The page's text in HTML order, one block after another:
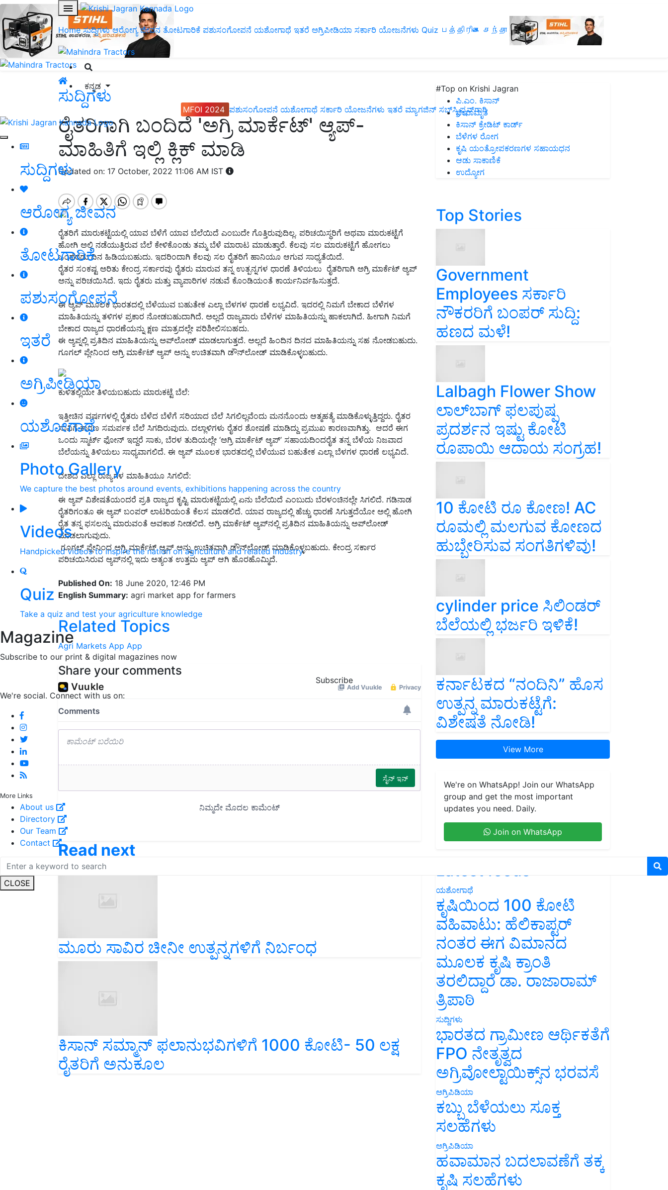
Home ಸುದ್ದಿಗಳು ಆರೋಗ್ಯ ಜೀವನ ತೋಟಗಾರಿಕೆ ಪಶುಸಂಗೋಪನೆ ಯಶೋಗಾಥೆ ಇತರೆ ಅಗ್ರಿಪೀಡಿಯಾ ಸರ್ಕಾರಿ ಯೋಜನೆಗಳು Quiz பத்திரிகை சந்தா
ಕನ್ನಡ
MFOI 2024 ಪಶುಸಂಗೋಪನೆ ಯಶೋಗಾಥೆ ಸರ್ಕಾರಿ ಯೋಜನೆಗಳು ಇತರೆ ಮ್ಯಾಗಜಿನ್‌ ಸಬ್‌ಸ್ಕ್ರಿಪ್ಷನ್‌ಗಾಗಿ
ಸುದ್ದಿಗಳು
ಆರೋಗ್ಯ ಜೀವನ
ತೋಟಗಾರಿಕೆ
ಪಶುಸಂಗೋಪನೆ
ಇತರೆ
ಅಗ್ರಿಪೀಡಿಯಾ
ಯಶೋಗಾಥೆ
Photo Gallery
We capture the best photos around events, exhibitions happening across the country
Videos
Handpicked videos to inspire the nation on agriculture and related industry
Quiz
Take a quiz and test your agriculture knowledge
Magazine
Subscribe to our print & digital magazines now
Subscribe
We're social. Connect with us on:
More Links
About us
Directory
Our Team
Contact
CLOSE
ಸುದ್ದಿಗಳು
ರೈತರಿಗಾಗಿ ಬಂದಿದೆ 'ಅಗ್ರಿ ಮಾರ್ಕೆಟ್' ಆ್ಯಪ್-
ಮಾಹಿತಿಗೆ ಇಲ್ಲಿ ಕ್ಲಿಕ್ ಮಾಡಿ
Updated on: 17 October, 2022 11:06 AM IST
ರೈತರಿಗೆ ಮಾರುಕಟ್ಟೆಯಲ್ಲಿ ಯಾವ ಬೆಳೆಗೆ ಯಾವ ಬೆಲೆಯಿದೆ ಎಂಬುದೇ ಗೊತ್ತಿರುವುದಿಲ್ಲ. ಪರಿಚಯಿಸ್ಥರಿಗೆ ಅಥವಾ ಮಾರುಕಟ್ಟೆಗೆ
ಹೋಗಿ ಅಲ್ಲಿ ನಡೆಯುತ್ತಿರುವ ಬೆಲೆ ಕೇಳಿಕೊಂಡು ತಮ್ಮ ಬೆಳೆ ಮಾರಾಟ ಮಾಡುತ್ತಾರೆ. ಕೆಲವು ಸಲ ಮಾರುಕಟ್ಟೆಗೆ ಹೋಗಲು
ಒಂದೆರಡು ದಿನ ಹಿಡಿಯಬಹುದು. ಇದರಿಂದಾಗಿ ಕೆಲವು ಸಲ ರೈತರಿಗೆ ಹಾನಿಯೂ ಆಗುವ ಸಾಧ್ಯತೆಯಿದೆ.
ರೈತರ ಸಂಕಷ್ಟ ಅರಿತು ಕೇಂದ್ರ ಸರ್ಕಾರವು ರೈತರು ಮಾರುವ ತನ್ನ ಉತ್ಪನ್ನಗಳ ಧಾರಣೆ ತಿಳಿಯಲು ರೈತರಿಗಾಗಿ ಅಗ್ರಿ ಮಾರ್ಕೆಟ್ ಆ್ಯಪ್
ಅನ್ನು ಪರಿಚಯಿಸಿದೆ. ಇದು ರೈತರು ಮತ್ತು ವ್ಯಾಪಾರಿಗಳ ನಡುವೆ ಕೊಂಡಿಯಂತೆ ಕಾರ್ಯನಿರ್ವಹಿಸುತ್ತದೆ.
ಈ ಆ್ಯಪ್ ಮೂಲಕ ಭಾರತದಲ್ಲಿ ಬೆಳೆಯುವ ಬಹುತೇಕ ಎಲ್ಲಾ ಬೆಳಗಳ ಧಾರಣೆ ಲಭ್ಯವಿದೆ. ಇದರಲ್ಲಿ ನಿಮಗೆ ಬೇಕಾದ ಬೆಳೆಗಳ
ಮಾಹಿತಿಯನ್ನು ತಳಿಗಳ ಪ್ರಕಾರ ನೋಡಬಹುದಾಗಿದೆ. ಅಲ್ಲದೆ ರಾಜ್ಯವಾರು ಬೆಳೆಗಳ ಮಾಹಿತಿಯನ್ನು ಹಾಕಲಾಗಿದೆ. ಹೀಗಾಗಿ ನಿಮಗೆ
ಬೇಕಾದ ರಾಜ್ಯದ ಧಾರಣೆಯನ್ನು ಕ್ಷಣ ಮಾತ್ರದಲ್ಲೇ ಪರಿಶೀಲಿಸಬಹದು.
ಈ ಆ್ಯಪ್ನಲ್ಲಿ ಪ್ರತಿದಿನ ಮಾಹಿತಿಯನ್ನು ಅಪ್‌ಲೋಡ್ ಮಾಡಲಾಗುತ್ತದೆ. ಅಲ್ಲದೆ ಹಿಂದಿನ ದಿನದ ಮಾಹಿತಿಯನ್ನು ಸಹ ನೋಡಬಹುದು.
ಗೂಗಲ್ ಪ್ಲೇನಿಂದ ಅಗ್ರಿ ಮಾರ್ಕೆಟ್ ಆ್ಯಪ್ ಅನ್ನು ಉಚಿತವಾಗಿ ಡೌನ್‌ಲೋಡ್ ಮಾಡಿಕೊಳ್ಳಬಹುದು.
ಕುಳಿತಲ್ಲಿಯೇ ತಿಳಿಯಬಹುದು ಮಾರುಕಟ್ಟೆ ಬೆಲೆ:
ಇತ್ತೀಚಿನ ವರ್ಷಗಳಲ್ಲಿ ರೈತರು ಬೆಳೆದ ಬೆಳೆಗೆ ಸರಿಯಾದ ಬೆಲೆ ಸಿಗಲಿಲ್ಲವೆಂದು ಮನನೊಂದು ಆತ್ಮಹತ್ಯೆ ಮಾಡಿಕೊಳ್ಳುತ್ತಿದ್ದರು. ರೈತರ
ಸಾವಿಗೆ ಕಾರಣ ಸಮರ್ಪಕ ಬೆಲೆ ಸಿಗದಿರುವುದು. ದಲ್ಲಾಳಿಗಳು ರೈತರ ಶೋಷಣೆ ಮಾಡಿದ್ದು ಪ್ರಮುಖ ಕಾರಣವಾಗಿತ್ತು. ಆದರೆ ಈಗ
ಒಂದು ಸ್ಮಾರ್ಟ್ ಫೋನ್ ಇದ್ದರೆ ಸಾಕು, ಬೆರಳ ತುದಿಯಲ್ಲೇ ‘ಅಗ್ರಿ ಮಾರ್ಕೆಟ್ ಆ್ಯಪ್’ ಸಹಾಯದಿಂದರೈತ ತನ್ನ ಬೆಳೆಯ ನಿಜವಾದ
ಬೆಲೆಯನ್ನು ತಿಳಿಯಲು ಸಾಧ್ಯವಾಗಲಿದೆ. ಈ ಆ್ಯಪ್ ಮೂಲಕ ಭಾರತದಲ್ಲಿ ಬೆಳೆಯುವ ಬಹುತೇಕ ಎಲ್ಲಾ ಬೆಳಗಳ ಧಾರಣೆ ಲಭ್ಯವಿದೆ.
ದೇಶದ ಎಲ್ಲಾ ರಾಜ್ಯಗಳ ಮಾಹಿತಿಯೂ ಸಿಗಲಿದೆ:
ಈ ಆ್ಯಪ್ ವಿಶೇಷತೆಯಂದರೆ ಪ್ರತಿ ರಾಜ್ಯದ ಕೃಷ್ಟಿ ಮಾರುಕಟ್ಟೆಯಲ್ಲಿ ಏನು ಬೆಲೆಯಿದೆ ಎಂಬುದು ಬೆರಳಂಚಿನಲ್ಲೇ ಸಿಗಲಿದೆ. ಗಡಿನಾಡ
ರೈತರಿಗಂತೂ ಈ ಆ್ಯಪ್ ಬಂಪರ್ ಲಾಟರಿಯಂತೆ ಕೆಲಸ ಮಾಡಲಿದೆ. ಯಾವ ರಾಜ್ಯದಲ್ಲಿ ಹೆಚ್ಚು ಧಾರಣೆ ಸಿಗುತ್ತದೆಯೋ ಅಲ್ಲಿ ಹೋಗಿ
ರೈತ ತನ್ನ ಫಸಲನ್ನು ಮಾರುವಂತೆ ಅವಕಾಶ ನೀಡಲಿದೆ. ಅಗ್ರಿ ಮಾರ್ಕೆಟ್ ಆ್ಯಪ್​ನಲ್ಲಿ ಪ್ರತಿದಿನ ಮಾಹಿತಿಯನ್ನು ಅಪ್‌ಲೋಡ್
ಮಾಡಲಾಗುವುದು.
ಗೂಗಲ್ ಪ್ಲೇನಿಂದ ಅಗ್ರಿ ಮಾರ್ಕೆಟ್ ಆ್ಯಪ್ ಅನ್ನು ಉಚಿತವಾಗಿ ಡೌನ್‌ಲೋಡ್ ಮಾಡಿಕೊಳ್ಳಬಹುದು. ಕೇಂದ್ರ ಸರ್ಕಾರ
ಪರಿಚಯಿಸಿರುವ ಆ್ಯಪ್​ನಲ್ಲಿ ಇದು ಅತ್ಯಂತ ಉತ್ತಮ ಆ್ಯಪ್ ಆಗಿ ಹೊರಹೊಮ್ಮಿದೆ.
Published On: 18 June 2020, 12:46 PM
English Summary: agri market app for farmers
Related Topics
Agri Markets App App
Share your comments
Read next
ಮೂರು ಸಾವಿರ ಚೀನೀ ಉತ್ಪನ್ನಗಳಿಗೆ ನಿರ್ಬಂಧ
ಕಿಸಾನ್ ಸಮ್ಮಾನ್ ಫಲಾನುಭವಿಗಳಿಗೆ 1000 ಕೋಟಿ- 50 ಲಕ್ಷ
ರೈತರಿಗೆ ಅನುಕೂಲ
#Top on Krishi Jagran
ಪಿ.ಎಂ. ಕಿಸಾನ್
ಜೀವಾಮೃತ
ಕಿಸಾನ್ ಕ್ರೇಡಿಟ್ ಕಾರ್ಡ್
ಬೆಳೆಗಳ ರೋಗ
ಕೃಷಿ ಯಂತ್ರೋಪಕರಣಗಳ ಸಹಾಯಧನ
ಆಡು ಸಾಕಾಣಿಕೆ
ಉದ್ಯೋಗ
Top Stories
Government
Employees ಸರ್ಕಾರಿ
ನೌಕರರಿಗೆ ಬಂಪರ್‌ ಸುದ್ದಿ:
ಹಣದ ಮಳೆ!
Lalbagh Flower Show
ಲಾಲ್‌ಬಾಗ್ ಫಲಪುಷ್ಪ
ಪ್ರದರ್ಶನ ಇಷ್ಟು ಕೋಟಿ
ರೂಪಾಯಿ ಆದಾಯ ಸಂಗ್ರಹ!
10 ಕೋಟಿ ರೂ ಕೋಣ! AC
ರೂಮಲ್ಲಿ ಮಲಗುವ ಕೋಣದ
ಹುಬ್ಬೇರಿಸುವ ಸಂಗತಿಗಳಿವು!
cylinder price ಸಿಲಿಂಡರ್‌
ಬೆಲೆಯಲ್ಲಿ ಭರ್ಜರಿ ಇಳಿಕೆ!
ಕರ್ನಾಟಕದ “ನಂದಿನಿ” ಹೊಸ
ಉತ್ಪನ್ನ ಮಾರುಕಟ್ಟೆಗೆ:
ವಿಶೇಷತೆ ನೋಡಿ!
View More
We're on WhatsApp! Join our WhatsApp
group and get the most important
updates you need. Daily.
Join on WhatsApp
Latest feeds
ಯಶೋಗಾಥೆ
ಕೃಷಿಯಿಂದ 100 ಕೋಟಿ
ವಹಿವಾಟು: ಹೆಲಿಕಾಪ್ಟರ್
ನಂತರ ಈಗ ವಿಮಾನದ
ಮೂಲಕ ಕೃಷಿ ಕ್ರಾಂತಿ
ತರಲಿದ್ದಾರೆ ಡಾ. ರಾಜಾರಾಮ್
ತ್ರಿಪಾಠಿ
ಸುದ್ದಿಗಳು
ಭಾರತದ ಗ್ರಾಮೀಣ ಆರ್ಥಿಕತೆಗೆ
FPO ನೇತೃತ್ವದ
ಅಗ್ರಿವೋಲ್ಟಾಯಿಕ್ಸ್‌ನ ಭರವಸೆ
ಅಗ್ರಿಪಿಡಿಯಾ
ಕಬ್ಬು ಬೆಳೆಯಲು ಸೂಕ್ತ
ಸಲಹೆಗಳು
ಅಗ್ರಿಪಿಡಿಯಾ
ಹವಾಮಾನ ಬದಲಾವಣೆಗೆ ತಕ್ಕ
ಕೃಷಿ ಸಲಹೆಗಳು